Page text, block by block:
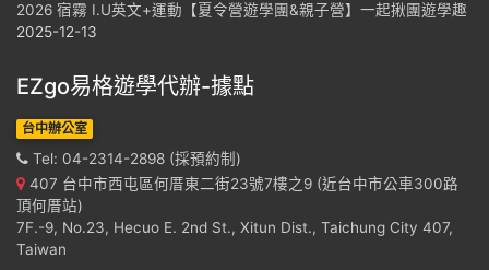
2026 宿霧 I.U英文+運動【夏令營遊學團&親子營】一起揪團遊學趣
2025-12-13
EZgo易格遊學代辦-據點
台中辦公室
Tel: 04-2314-2898 (採預約制)
407 台中市西屯區何厝東二街23號7樓之9 (近台中市公車300路
頂何厝站)
7F.-9, No.23, Hecuo E. 2nd St., Xitun Dist., Taichung City 407,
Taiwan